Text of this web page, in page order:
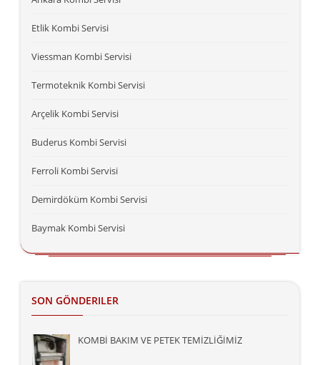
Etlik Kombi Servisi
Viessman Kombi Servisi
Termoteknik Kombi Servisi
Arçelik Kombi Servisi
Buderus Kombi Servisi
Ferroli Kombi Servisi
Demirdöküm Kombi Servisi
Baymak Kombi Servisi
SON GÖNDERILER
KOMBİ BAKIM VE PETEK TEMİZLİĞİMİZ